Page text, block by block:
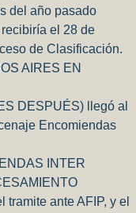
del año pasado
el 28 de
de Clasificación.
AIRES EN
DESPUÉS) llegó al
Encomiendas
INTER
ante AFIP, y el